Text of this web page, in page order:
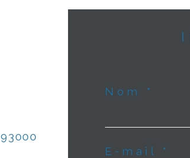
93000
Nom *
E-mail *